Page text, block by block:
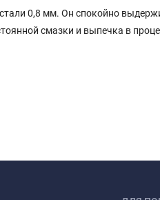
0,8 мм. Он спокойно
смазки и выпечка в